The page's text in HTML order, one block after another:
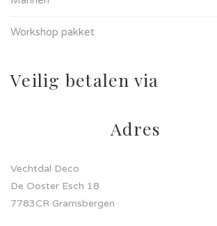
Workshop pakket
Veilig betalen via
Adres
Vechtdal Deco
De Ooster Esch 18
7783CR Gramsbergen